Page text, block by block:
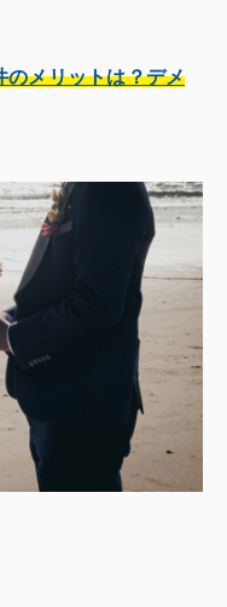
のメリットは？デメ